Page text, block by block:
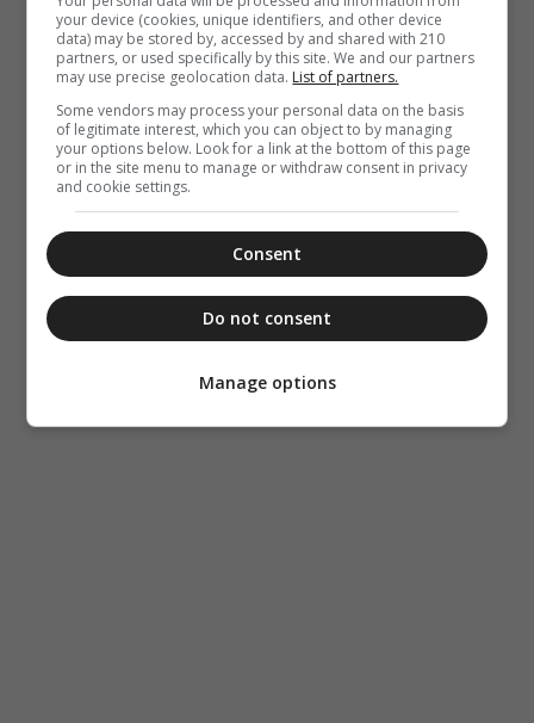
your device (cookies, unique identifiers, and other device
data) may be stored by, accessed by and shared with 210
partners, or used specifically by this site. We and our partners
may use precise geolocation data. List of partners.
Some vendors may process your personal data on the basis
of legitimate interest, which you can object to by managing
your options below. Look for a link at the bottom of this page
or in the site menu to manage or withdraw consent in privacy
and cookie settings.
Consent
Do not consent
Manage options